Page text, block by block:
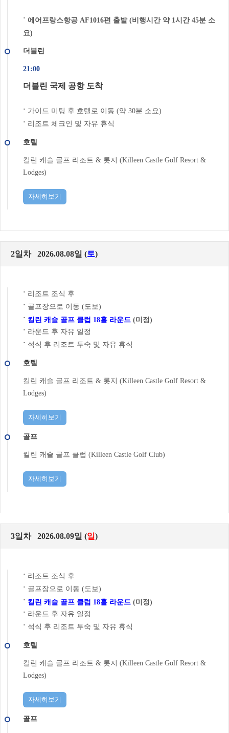
˙ 에어프랑스항공 AF1016편 출발 (비행시간 약 1시간 45분 소
요)
더블린
21:00
더블린 국제 공항 도착
˙ 가이드 미팅 후 호텔로 이동 (약 30분 소요)
˙ 리조트 체크인 및 자유 휴식
호텔
킬린 캐슬 골프 리조트 & 롯지 (Killeen Castle Golf Resort &
Lodges)
자세히보기
2일차 2026.08.08일 (토)
˙ 리조트 조식 후
˙ 골프장으로 이동 (도보)
˙ 킬린 캐슬 골프 클럽 18홀 라운드 (미정)
˙ 라운드 후 자유 일정
˙ 석식 후 리조트 투숙 및 자유 휴식
호텔
킬린 캐슬 골프 리조트 & 롯지 (Killeen Castle Golf Resort &
Lodges)
자세히보기
골프
킬린 캐슬 골프 클럽 (Killeen Castle Golf Club)
자세히보기
3일차 2026.08.09일 (일)
˙ 리조트 조식 후
˙ 골프장으로 이동 (도보)
˙ 킬린 캐슬 골프 클럽 18홀 라운드 (미정)
˙ 라운드 후 자유 일정
˙ 석식 후 리조트 투숙 및 자유 휴식
호텔
킬린 캐슬 골프 리조트 & 롯지 (Killeen Castle Golf Resort &
Lodges)
자세히보기
골프